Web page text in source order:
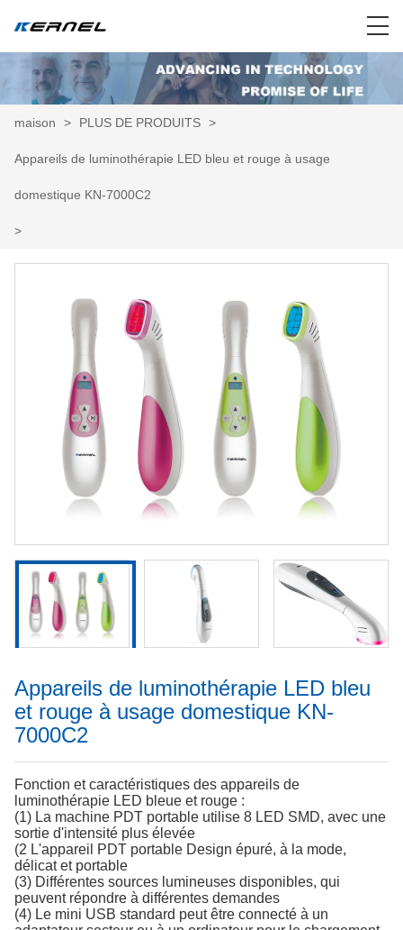
maison > PLUS DE PRODUITS >
Appareils de luminothérapie LED bleu et rouge à usage
domestique KN-7000C2
>
Appareils de luminothérapie LED bleu
et rouge à usage domestique KN-
7000C2
Fonction et caractéristiques des appareils de
luminothérapie LED bleue et rouge :
(1) La machine PDT portable utilise 8 LED SMD, avec une
sortie d'intensité plus élevée
(2 L'appareil PDT portable Design épuré, à la mode,
délicat et portable
(3) Différentes sources lumineuses disponibles, qui
peuvent répondre à différentes demandes
(4) Le mini USB standard peut être connecté à un